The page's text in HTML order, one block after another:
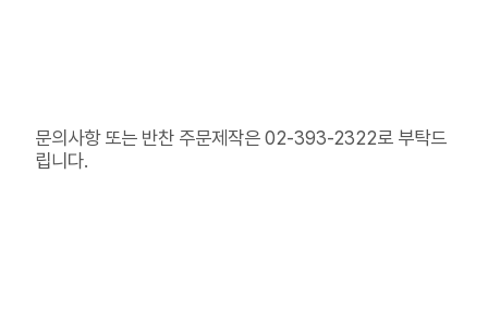
문의사항 또는 반찬 주문제작은 02-393-2322로 부탁드
립니다.